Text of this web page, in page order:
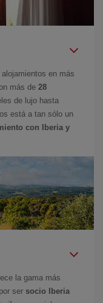
en más
más de 28
de lujo hasta
está a tan sólo un
con Iberia y
la gama más
ser socio Iberia